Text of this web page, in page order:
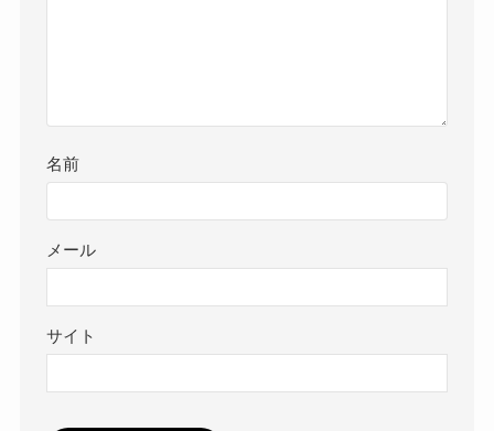
名前
メール
サイト